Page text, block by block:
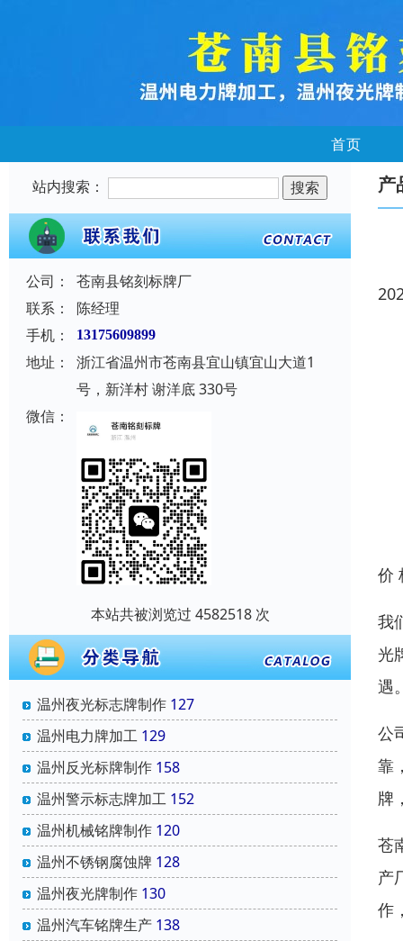
首页
站内搜索：
公司：
苍南县铭刻标牌厂
联系：
陈经理
手机：
13175609899
地址：
浙江省温州市苍南县宜山镇宜山大道1
号，新洋村 谢洋底 330号
微信：
本站共被浏览过 4582518 次
温州夜光标志牌制作 127
温州电力牌加工 129
温州反光标牌制作 158
温州警示标志牌加工 152
温州机械铭牌制作 120
温州不锈钢腐蚀牌 128
温州夜光牌制作 130
温州汽车铭牌生产 138
产
价
我
光
遇
公
靠
牌
苍
产
作